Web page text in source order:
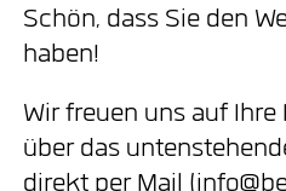
Schön, dass Sie den
haben!
Wir freuen uns auf
über das